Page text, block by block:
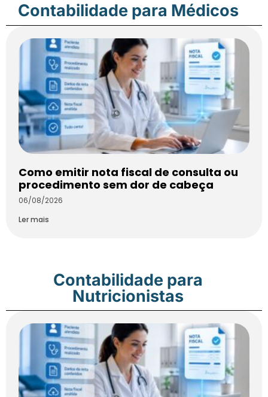
Contabilidade para Médicos
Como emitir nota fiscal de consulta ou
procedimento sem dor de cabeça
06/08/2026
Ler mais
Contabilidade para
Nutricionistas